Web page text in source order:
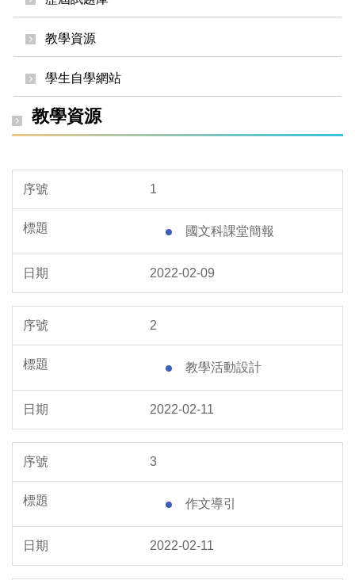
教學資源
學生自學網站
教學資源
1
國文科課堂簡報
2022-02-09
2
教學活動設計
2022-02-11
3
作文導引
2022-02-11